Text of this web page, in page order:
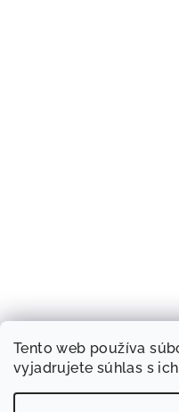
Tento web používa
vyjadrujete súhlas s